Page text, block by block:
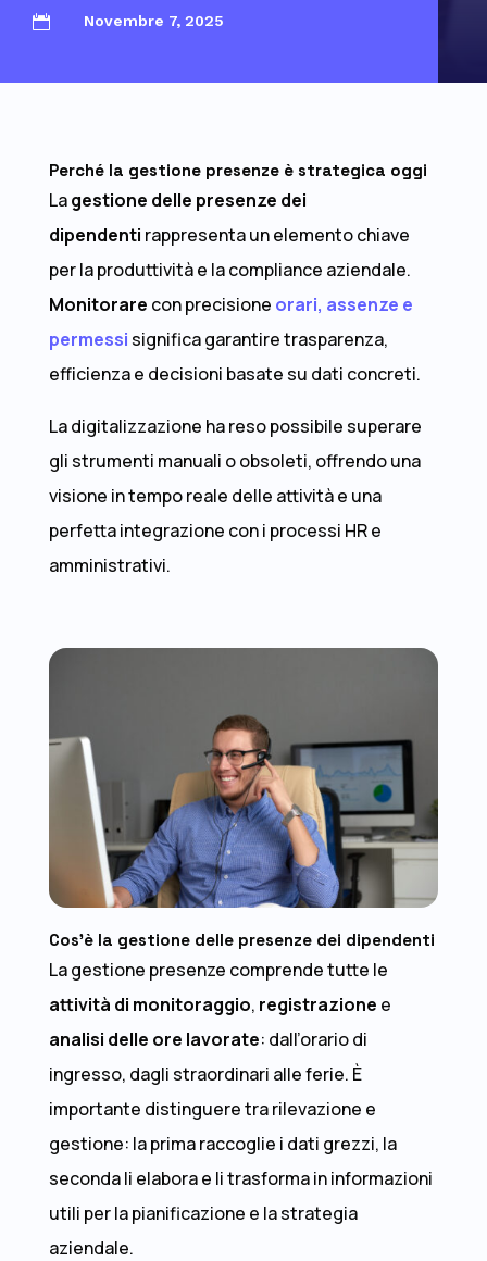
 Novembre 7, 2025
Perché la gestione presenze è strategica oggi
Lagestione delle presenze dei
dipendenti rappresenta un elemento chiave
per la produttività e la compliance aziendale.
Monitorare con precisione orari, assenze e
permessisignifica garantire trasparenza,
efficienza e decisioni basate su dati concreti.
La digitalizzazione ha reso possibile superare
gli strumenti manuali o obsoleti, offrendo una
visione in tempo reale delle attività e una
perfetta integrazione con i processi HR e
amministrativi.
Cos’è la gestione delle presenze dei dipendenti
La gestione presenze comprende tutte le
attività di monitoraggio, registrazione e
analisi delle ore lavorate: dall’orario di
ingresso, dagli straordinari alle ferie. È
importante distinguere tra rilevazione e
gestione: la prima raccoglie i dati grezzi, la
seconda li elabora e li trasforma in informazioni
utili per la pianificazione e la strategia
aziendale.